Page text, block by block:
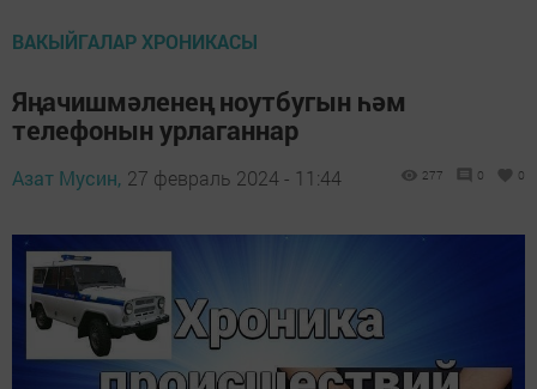
ВАКЫЙГАЛАР ХРОНИКАСЫ
Яңачишмәленең ноутбугын һәм
телефонын урлаганнар
Азат Мусин, 27 февраль 2024 - 11:44 277 0 0